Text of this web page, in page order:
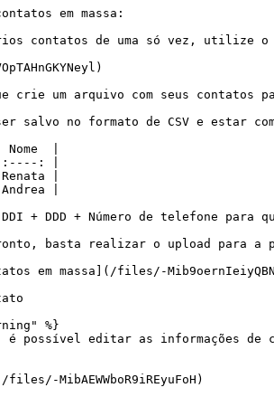
em massa:
contatos de uma só vez, utilize o
crie um arquivo com seus
salvo no formato de CSV e estar
|
: |
|
|
+ DDD + Número de telefone
basta realizar o upload para a
em massa](/files/-
%}
é possível editar as informações de